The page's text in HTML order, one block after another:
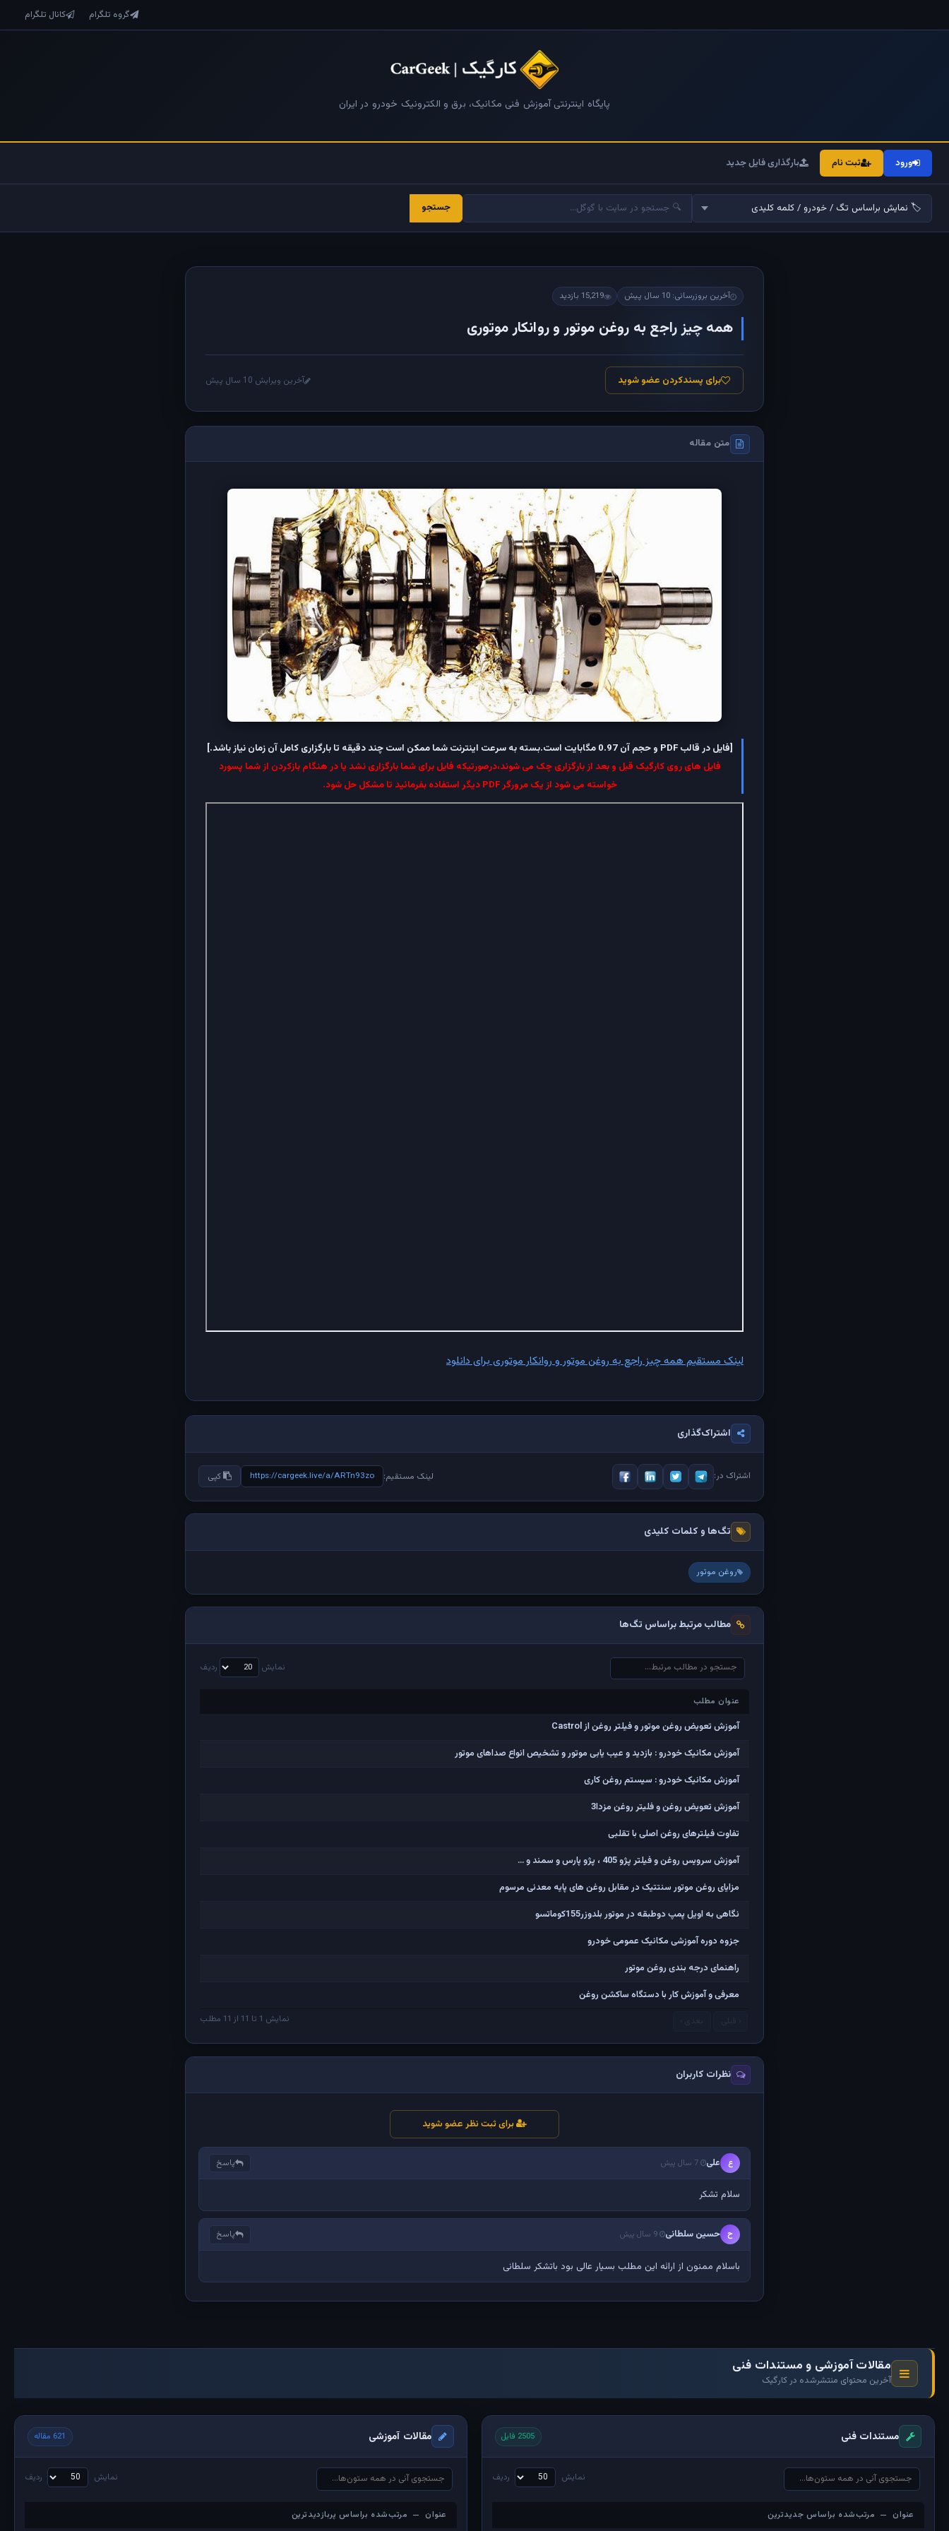
گروه تلگرام کانال تلگرام
پایگاه اینترنتی آموزش فنی مکانیک، برق و الکترونیک خودرو در ایران
ورود ثبت نام بارگذاری فایل جدید
جستجو
آخرین بروزرسانی: 10 سال پیش 15,219 بازدید
همه چیز راجع به روغن موتور و روانکار موتوری
برای پسندکردن عضو شوید آخرین ویرایش 10 سال پیش
متن مقاله
[فایل در قالب PDF و حجم آن 0.97 مگابایت است.بسته به سرعت اینترنت شما ممکن است چند دقیقه تا بارگزاری کامل آن زمان نیاز باشد.]
فایل های روی کارگیک قبل و بعد از بارگزاری چک می شوند،درصورتیکه فایل برای شما بارگزاری نشد یا در هنگام بازکردن از شما پسورد
خواسته می شود از یک مرورگر PDF دیگر استفاده بفرمائید تا مشکل حل شود.
لینک مستقیم همه چیز راجع به روغن موتور و روانکار موتوری برای دانلود
اشتراک‌گذاری
اشتراک در: لینک مستقیم: https://cargeek.live/a/ARTn93zo کپی
تگ‌ها و کلمات کلیدی
روغن موتور
مطالب مرتبط براساس تگ‌ها
نمایش ردیف
عنوان مطلب
عنوان مطلب
آموزش تعویض روغن موتور و فیلتر روغن از Castrol
آموزش مکانیک خودرو : بازدید و عیب یابی موتور و تشخیص انواع صداهای موتور
آموزش مکانیک خودرو : سیستم روغن کاری
آموزش تعویض روغن و فلیتر روغن مزدا3
تفاوت فیلترهای روغن اصلی با تقلبی
آموزش سرویس روغن و فیلتر پژو 405 ، پژو پارس و سمند و ...
مزایای روغن موتور سنتتیک در مقابل روغن های پایه معدنی مرسوم
نگاهی به اویل پمپ دوطبقه در موتور بلدوزر155کوماتسو
جزوه دوره آموزشی مکانیک عمومی خودرو
راهنمای درجه بندی روغن موتور
معرفی و آموزش کار با دستگاه ساکشن روغن
نمایش 1 تا 11 از 11 مطلب
نظرات کاربران
برای ثبت نظر عضو شوید
ع علی 7 سال پیش پاسخ
سلام تشکر
ح حسین سلطانی 9 سال پیش پاسخ
باسلام ممنون از ارائه این مطلب بسیار عالی بود باتشکر سلطانی
مقالات آموزشی و مستندات فنی
آخرین محتوای منتشرشده در کارگیک
مستندات فنی 2505 فایل
نمایش ردیف
عنوان — مرتب‌شده براساس جدیدترین
مقالات آموزشی 621 مقاله
نمایش ردیف
عنوان — مرتب‌شده براساس پربازدیدترین